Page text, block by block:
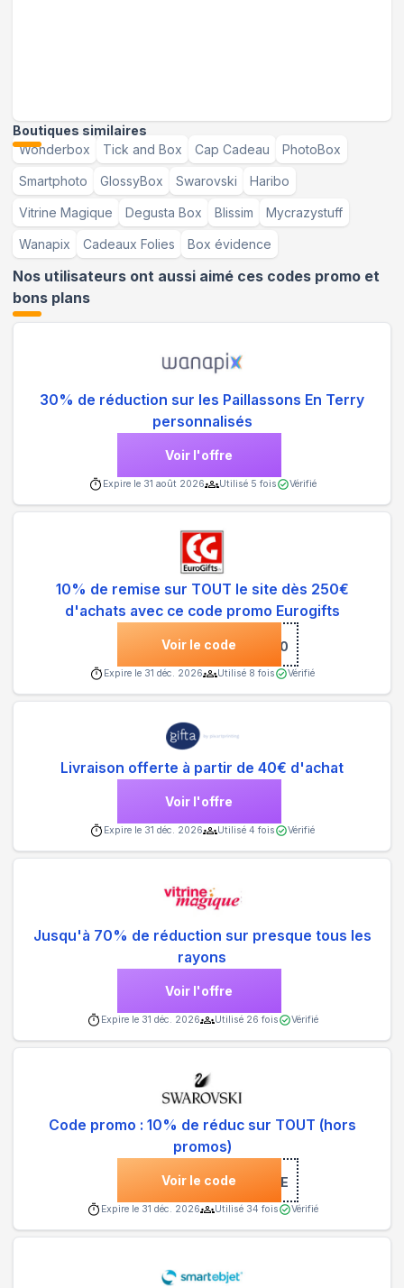
Boutiques similaires
Wonderbox
Tick and Box Cap Cadeau PhotoBox
Smartphoto GlossyBox Swarovski Haribo
Vitrine Magique Degusta Box Blissim Mycrazystuff
Wanapix Cadeaux Folies Box évidence
Nos utilisateurs ont aussi aimé ces codes promo et
bons plans
30% de réduction sur les Paillassons En Terry
personnalisés
Voir l'offre
Expire le 31 août 2026 Utilisé 5 fois Vérifié
10% de remise sur TOUT le site dès 250€
d'achats avec ce code promo Eurogifts
Voir le code***VEAU10
Expire le 31 déc. 2026 Utilisé 8 fois Vérifié
Livraison offerte à partir de 40€ d'achat
Voir l'offre
Expire le 31 déc. 2026 Utilisé 4 fois Vérifié
Jusqu'à 70% de réduction sur presque tous les
rayons
Voir l'offre
Expire le 31 déc. 2026 Utilisé 26 fois Vérifié
Code promo : 10% de réduc sur TOUT (hors
promos)
Voir le code***COME
Expire le 31 déc. 2026 Utilisé 34 fois Vérifié